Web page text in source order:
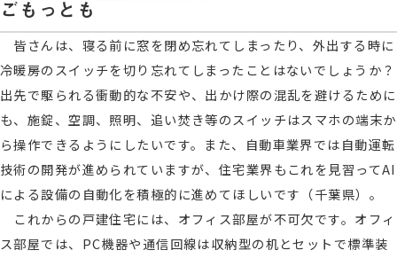
ごもっとも
皆さんは、寝る前に窓を閉め忘れてしまったり、外出する時に
冷暖房のスイッチを切り忘れてしまったことはないでしょうか？
出先で駆られる衝動的な不安や、出かけ際の混乱を避けるために
も、施錠、空調、照明、追い焚き等のスイッチはスマホの端末か
ら操作できるようにしたいです。また、自動車業界では自動運転
技術の開発が進められていますが、住宅業界もこれを見習ってAI
による設備の自動化を積極的に進めてほしいです（千葉県）。
これからの戸建住宅には、オフィス部屋が不可欠です。オフィ
ス部屋では、PC機器や通信回線は収納型の机とセットで標準装